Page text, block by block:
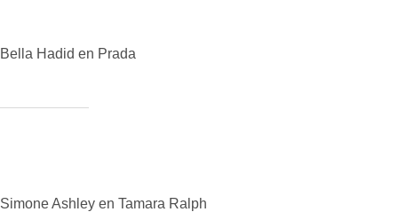
Bella Hadid en Prada
Simone Ashley en Tamara Ralph